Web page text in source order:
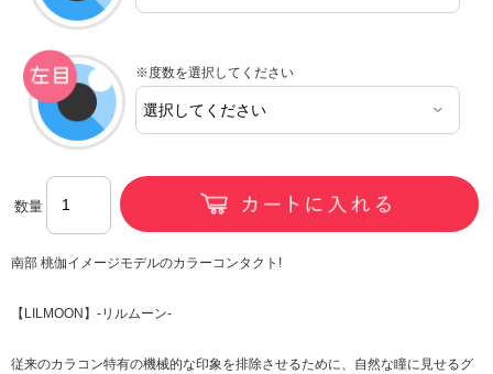
※度数を選択してください
数量
南部 桃伽イメージモデルのカラーコンタクト!
【LILMOON】-リルムーン-
従来のカラコン特有の機械的な印象を排除させるために、自然な瞳に見せるグ